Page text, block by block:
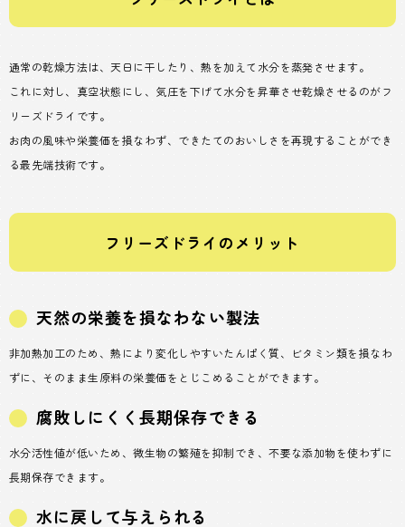
通常の乾燥方法は、天日に干したり、熱を加えて水分を蒸発させます。
これに対し、真空状態にし、気圧を下げて水分を昇華させ乾燥させるのがフ
リーズドライです。
お肉の風味や栄養価を損なわず、できたてのおいしさを再現することができ
る最先端技術です。
フリーズドライのメリット
天然の栄養を損なわない製法
非加熱加工のため、熱により変化しやすいたんぱく質、ビタミン類を損なわ
ずに、そのまま生原料の栄養価をとじこめることができます。
腐敗しにくく長期保存できる
水分活性値が低いため、微生物の繁殖を抑制でき、不要な添加物を使わずに
長期保存できます。
水に戻して与えられる